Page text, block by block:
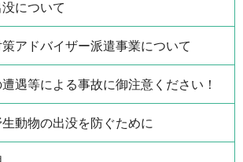
について
アドバイザー派遣事業について
遇等による事故に御注意ください！
動物の出没を防ぐために